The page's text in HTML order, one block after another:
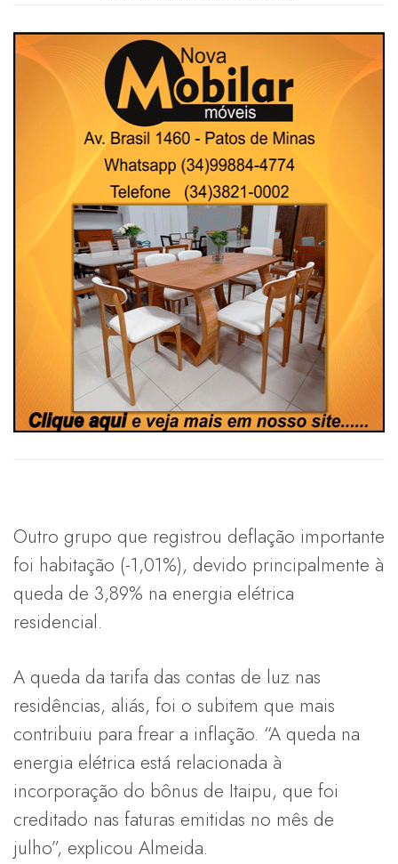
Outro grupo que registrou deflação importante
foi habitação (-1,01%), devido principalmente à
queda de 3,89% na energia elétrica
residencial.
A queda da tarifa das contas de luz nas
residências, aliás, foi o subitem que mais
contribuiu para frear a inflação. “A queda na
energia elétrica está relacionada à
incorporação do bônus de Itaipu, que foi
creditado nas faturas emitidas no mês de
julho”, explicou Almeida.